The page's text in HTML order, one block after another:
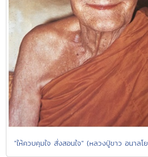
"ให้ควบคุมใจ สั่งสอนใจ" (หลวงปู่ขาว อนาลโ